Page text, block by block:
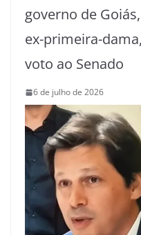
governo de
ex-primeira-
voto ao Senado
6 de julho de 2026